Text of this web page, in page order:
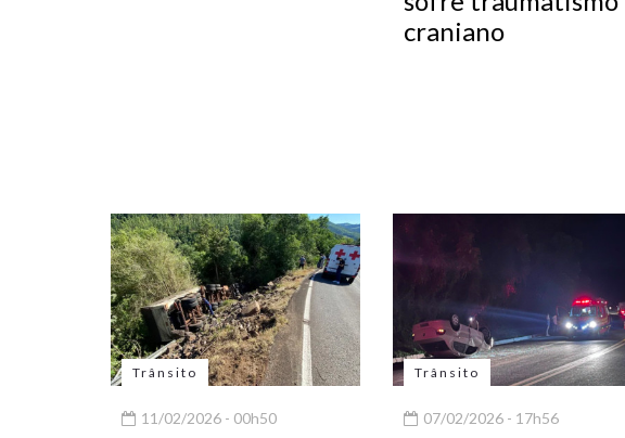
craniano
Trânsito
11/02/2026 - 00h50
Trânsito
07/02/2026 - 17h56